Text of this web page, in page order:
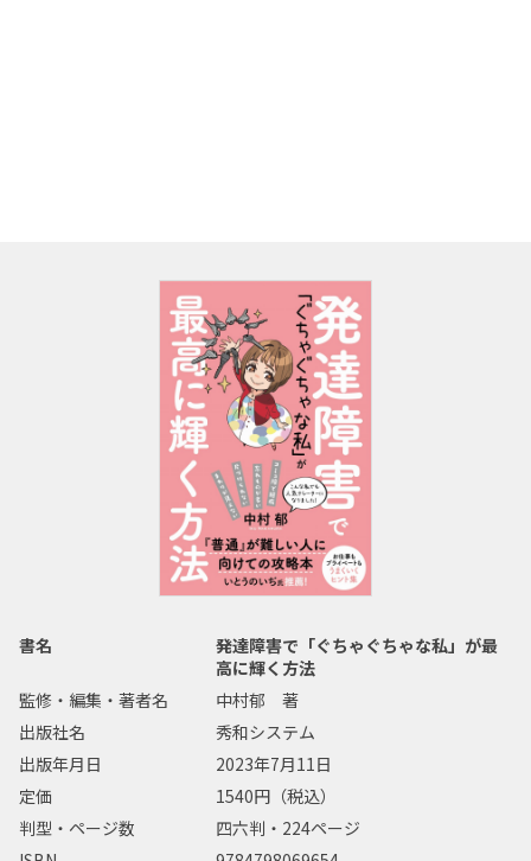
書名
発達障害で「ぐちゃぐちゃな私」が最
高に輝く方法
監修・編集・著者名
中村郁 著
出版社名
秀和システム
出版年月日
2023年7月11日
定価
1540円（税込）
判型・ページ数
四六判・224ページ